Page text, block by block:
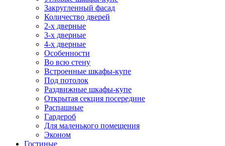
Закругленный фасад
Количество дверей
2-х дверные
3-х дверные
4-х дверные
Особенности
Во всю стену
Встроенные шкафы-купе
Под потолок
Раздвижные шкафы-купе
Открытая секция посередине
Распашные
Гардероб
Для маленького помещения
Эконом
Гостиные